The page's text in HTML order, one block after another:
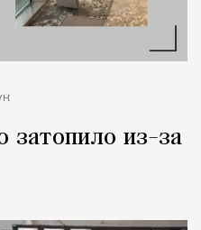
затопило из-за